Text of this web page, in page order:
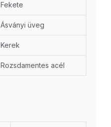
Fekete
Ásványi üveg
Kerek
Rozsdamentes acél